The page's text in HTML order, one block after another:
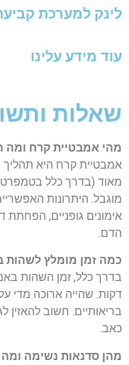
לינק למערכת
עוד מידע עלינו
שאלות
מהי אמבטיית קרח ומה
אמבטיית קרח היא תהליך
מוגבל. היתרונות
אימונים גופניים, הפחתת
הדם.
כמה זמן מומלץ לשהות
דקות. שהייה ארוכה מדי
בריאותיים. חשוב להאזין
כאב.
מהן סדנאות נשימה